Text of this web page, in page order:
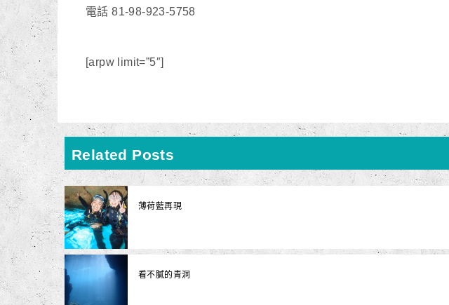
電話 81-98-923-5758
[arpw limit=”5″]
Related Posts
薄荷藍再現
看不膩的青洞